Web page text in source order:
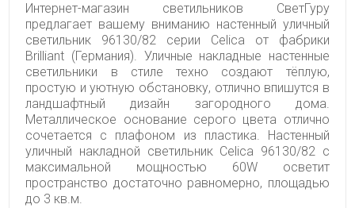
Интернет-магазин светильников СветГуру
предлагает вашему вниманию настенный уличный
светильник 96130/82 серии Celica от фабрики
Brilliant (Германия). Уличные накладные настенные
светильники в стиле техно создают тёплую,
простую и уютную обстановку, отлично впишутся в
ландшафтный дизайн загородного дома.
Металлическое основание серого цвета отлично
сочетается с плафоном из пластика. Настенный
уличный накладной светильник Celica 96130/82 с
максимальной мощностью 60W осветит
пространство достаточно равномерно, площадью
до 3 кв.м.